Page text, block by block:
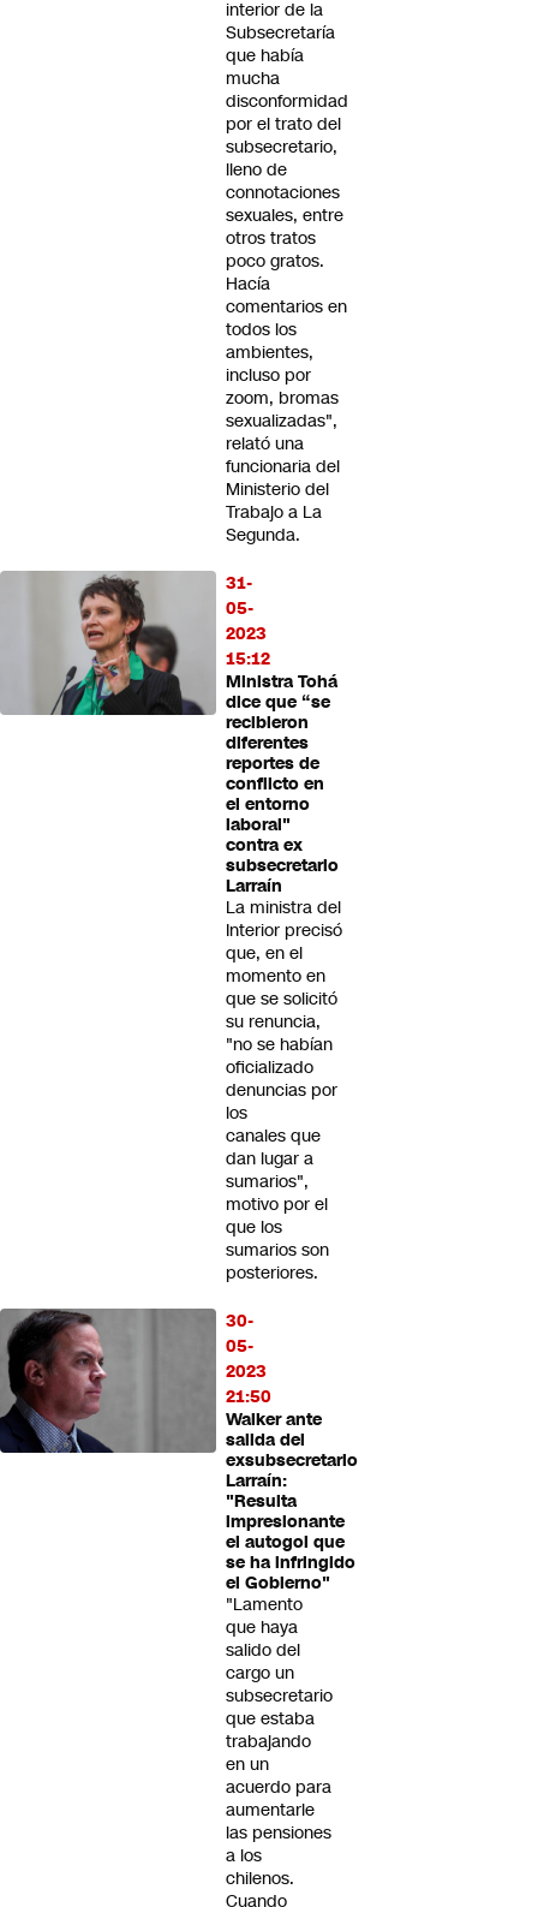
interior de la
Subsecretaría
que había
mucha
disconformidad
por el trato del
subsecretario,
lleno de
connotaciones
sexuales, entre
otros tratos
poco gratos.
Hacía
comentarios en
todos los
ambientes,
incluso por
zoom, bromas
sexualizadas",
relató una
funcionaria del
Ministerio del
Trabajo a La
Segunda.
31-
05-
2023
15:12
Ministra Tohá
dice que “se
recibieron
diferentes
reportes de
conflicto en
el entorno
laboral"
contra ex
subsecretario
Larraín
La ministra del
Interior precisó
que, en el
momento en
que se solicitó
su renuncia,
"no se habían
oficializado
denuncias por
los
canales que
dan lugar a
sumarios",
motivo por el
que los
sumarios son
posteriores.
30-
05-
2023
21:50
Walker ante
salida del
exsubsecretario
Larraín:
"Resulta
impresionante
el autogol que
se ha infringido
el Gobierno"
"Lamento
que haya
salido del
cargo un
subsecretario
que estaba
trabajando
en un
acuerdo para
aumentarle
las pensiones
a los
chilenos.
Cuando